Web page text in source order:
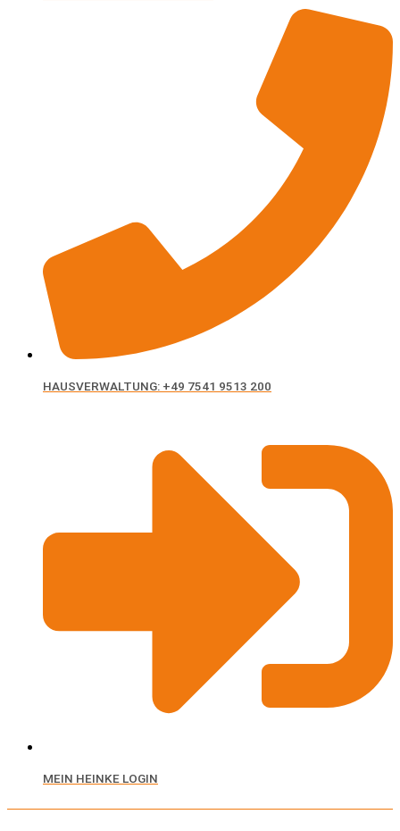
HAUSVERWALTUNG: +49 7541 9513 200
MEIN HEINKE LOGIN